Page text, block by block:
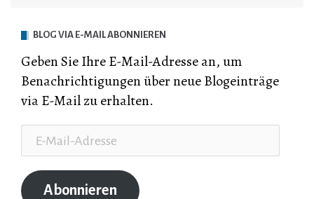
BLOG VIA E-MAIL ABONNIEREN
Geben Sie Ihre E-Mail-Adresse an, um
Benachrichtigungen über neue Blogeinträge
via E-Mail zu erhalten.
Mail-
Adresse
Abonnieren